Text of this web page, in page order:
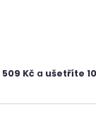
509 Kč a ušetříte